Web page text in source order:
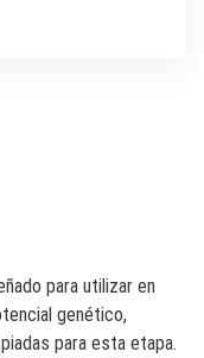
para utilizar en
genético,
para esta etapa.